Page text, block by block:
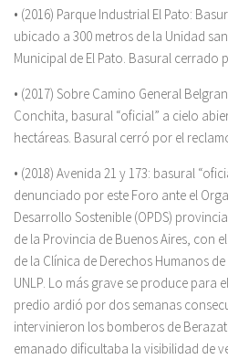
• (2016) Parque Industrial El Pato:
ubicado a 300 metros de la Unidad
Municipal de El Pato. Basural cerrado
• (2017) Sobre Camino General
Conchita, basural “oficial” a cielo
hectáreas. Basural cerró por el
• (2018) Avenida 21 y 173: basural
denunciado por este Foro ante el
Desarrollo Sostenible (OPDS)
de la Provincia de Buenos Aires, con
de la Clínica de Derechos Humanos
UNLP. Lo más grave se produce para
predio ardió por dos semanas
intervinieron los bomberos de
emanado dificultaba la visibilidad de